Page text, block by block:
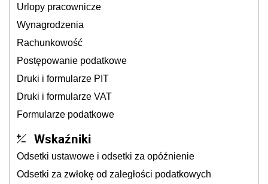
Urlopy pracownicze
Wynagrodzenia
Rachunkowość
Postępowanie podatkowe
Druki i formularze PIT
Druki i formularze VAT
Formularze podatkowe
Wskaźniki
Odsetki ustawowe i odsetki za opóźnienie
Odsetki za zwłokę od zaległości podatkowych